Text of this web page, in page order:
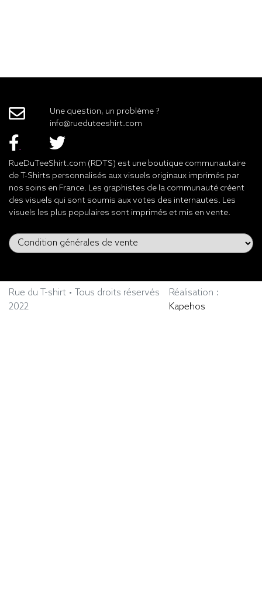
Une question, un problème ?
info@rueduteeshirt.com
RueDuTeeShirt.com (RDTS) est une boutique communautaire
de T-Shirts personnalisés aux visuels originaux imprimés par
nos soins en France. Les graphistes de la communauté créent
des visuels qui sont soumis aux votes des internautes. Les
visuels les plus populaires sont imprimés et mis en vente.
Rue du T-shirt • Tous droits réservés
2022
Réalisation :
Kapehos